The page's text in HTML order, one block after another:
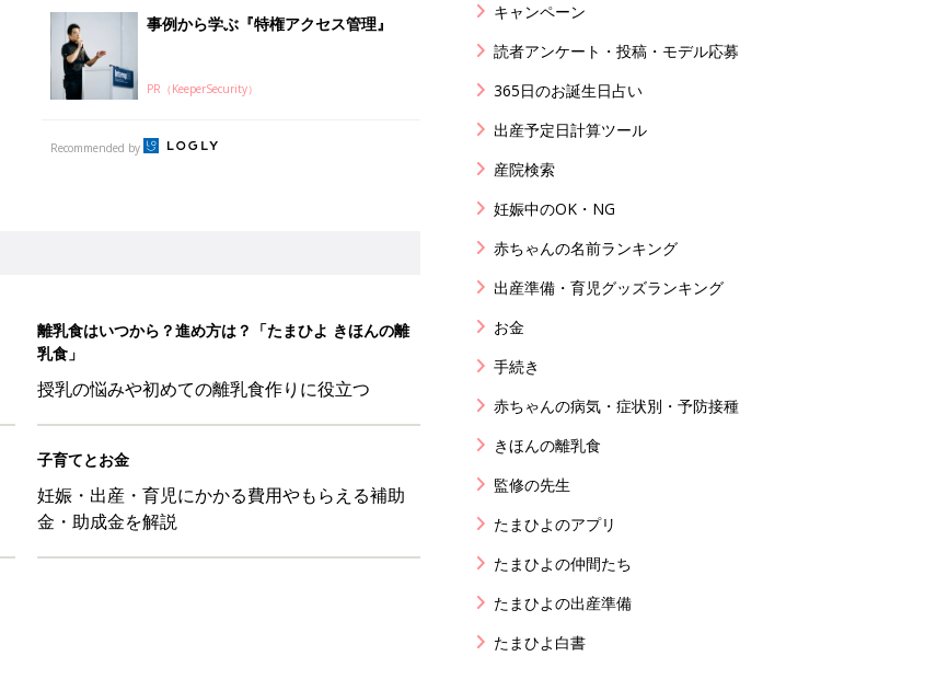
事例から学ぶ『特権アクセス管理』
PR（KeeperSecurity）
Recommended by
離乳食はいつから？進め方は？「たまひよ きほんの離
乳食」
授乳の悩みや初めての離乳食作りに役立つ
子育てとお金
妊娠・出産・育児にかかる費用やもらえる補助
金・助成金を解説
キャンペーン
読者アンケート・投稿・モデル応募
365日のお誕生日占い
出産予定日計算ツール
産院検索
妊娠中のOK・NG
赤ちゃんの名前ランキング
出産準備・育児グッズランキング
お金
手続き
赤ちゃんの病気・症状別・予防接種
きほんの離乳食
監修の先生
たまひよのアプリ
たまひよの仲間たち
たまひよの出産準備
たまひよ白書